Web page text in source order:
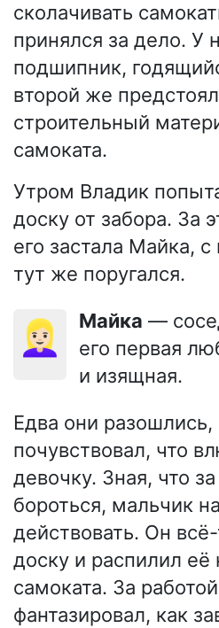
сколачивать
принялся за дело. У
подшипник,
второй же
строительный
самоката.
Утром Владик
доску от забора. За
его застала Майка,
тут же поругался.
👱🏻‍♀️ Майка —
его первая
и изящная.
Едва они разошлись,
почувствовал, что
девочку. Зная, что
бороться, мальчик
действовать. Он
доску и распилил её
самоката. За
фантазировал, как